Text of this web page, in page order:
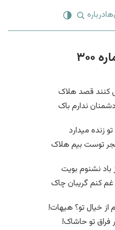
درباره
کنند قصد هلاک
ندارم باک
زنده میدارد
توست بیم هلاک
نشنوم بویت
کنم گریبان چاک
خیال تو؟ هیهات!
فراق تو حاشاک!